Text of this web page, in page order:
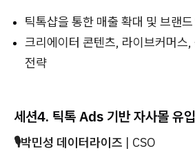
틱톡샵을 통한 매출 확대 및 브랜
크리에이터 콘텐츠, 라이브커머스
전략
세션4. 틱톡 Ads 기반 자사몰 유
🎙️박민성 데이터라이즈 | CSO